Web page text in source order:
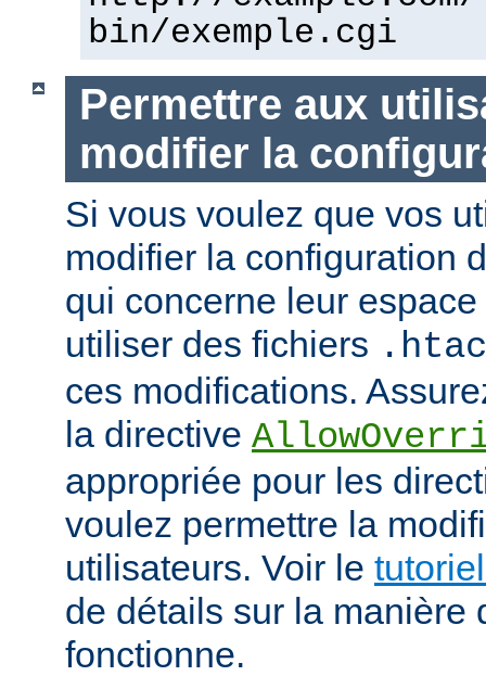
bin/exemple.cgi
Permettre aux
modifier la
Si vous voulez que vos
modifier la configuration
qui concerne leur
utiliser des fichiers
ces modifications.
la directive
appropriée pour les
voulez permettre la
utilisateurs. Voir le
de détails sur la manière
fonctionne.